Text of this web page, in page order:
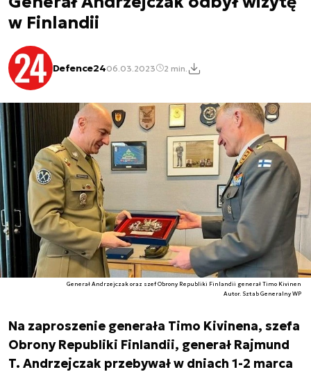
w Finlandii
Defence2406.03.2023 2 min.
Generał Andrzejczak oraz szef Obrony Republiki Finlandii generał Timo Kivinen
Autor. Sztab Generalny WP
Na zaproszenie generała Timo Kivinena, szefa
Obrony Republiki Finlandii, generał Rajmund
T. Andrzejczak przebywał w dniach 1-2 marca